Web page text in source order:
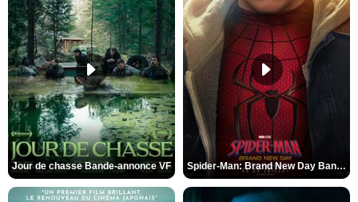
Jour de chasse Bande-annonce VF Spider-Man: Brand New Day Bande-annonce (3) VO STFR